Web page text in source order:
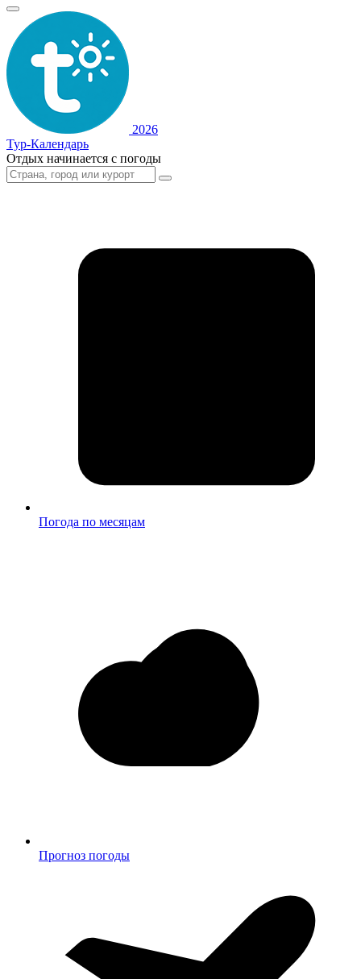
2026
Тур-Календарь
Отдых начинается с погоды
Погода по месяцам
Прогноз погоды